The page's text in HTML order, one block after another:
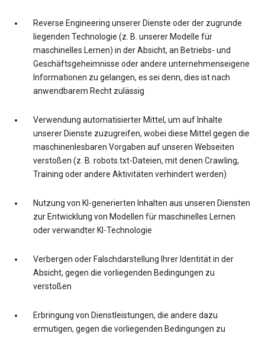
Reverse Engineering unserer Dienste oder der zugrunde
liegenden Technologie (z. B. unserer Modelle für
maschinelles Lernen) in der Absicht, an Betriebs- und
Geschäftsgeheimnisse oder andere unternehmenseigene
Informationen zu gelangen, es sei denn, dies ist nach
anwendbarem Recht zulässig
Verwendung automatisierter Mittel, um auf Inhalte
unserer Dienste zuzugreifen, wobei diese Mittel gegen die
maschinenlesbaren Vorgaben auf unseren Webseiten
verstoßen (z. B. robots.txt-Dateien, mit denen Crawling,
Training oder andere Aktivitäten verhindert werden)
Nutzung von KI-generierten Inhalten aus unseren Diensten
zur Entwicklung von Modellen für maschinelles Lernen
oder verwandter KI-Technologie
Verbergen oder Falschdarstellung Ihrer Identität in der
Absicht, gegen die vorliegenden Bedingungen zu
verstoßen
Erbringung von Dienstleistungen, die andere dazu
ermutigen, gegen die vorliegenden Bedingungen zu